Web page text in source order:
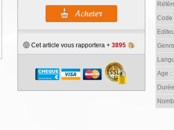
Cet article vous rapportera + 3895
Code
Age :